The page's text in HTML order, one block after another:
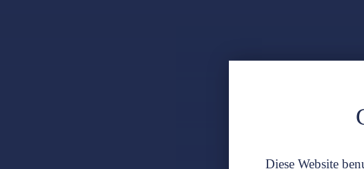
Diese Website